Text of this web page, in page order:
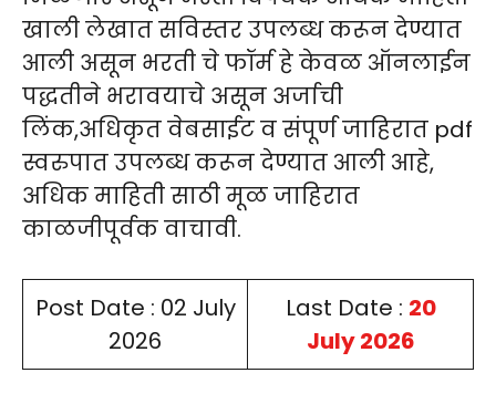
खाली लेखात सविस्तर उपलब्ध करून देण्यात
आली असून भरती चे फॉर्म हे केवळ ऑनलाईन
पद्धतीने भरावयाचे असून अर्जाची
लिंक,अधिकृत वेबसाईट व संपूर्ण जाहिरात pdf
स्वरुपात उपलब्ध करून देण्यात आली आहे,
अधिक माहिती साठी मूळ जाहिरात
काळजीपूर्वक वाचावी.
Post Date : 02 July
2026
Last Date : 20
July 2026